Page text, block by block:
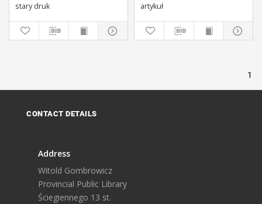
stary druk
artykuł
1
CONTACT DETAILS
Address
Witold Gombrowicz
Provincial Public Library
Ściegiennego 13 st.